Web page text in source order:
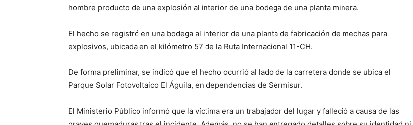
hombre producto de una explosión al interior de una bodega de una planta minera.
El hecho se registró en una bodega al interior de una planta de fabricación de mechas para
explosivos, ubicada en el kilómetro 57 de la Ruta Internacional 11-CH.
De forma preliminar, se indicó que el hecho ocurrió al lado de la carretera donde se ubica el
Parque Solar Fotovoltaico El Águila, en dependencias de Sermisur.
El Ministerio Público informó que la víctima era un trabajador del lugar y falleció a causa de las